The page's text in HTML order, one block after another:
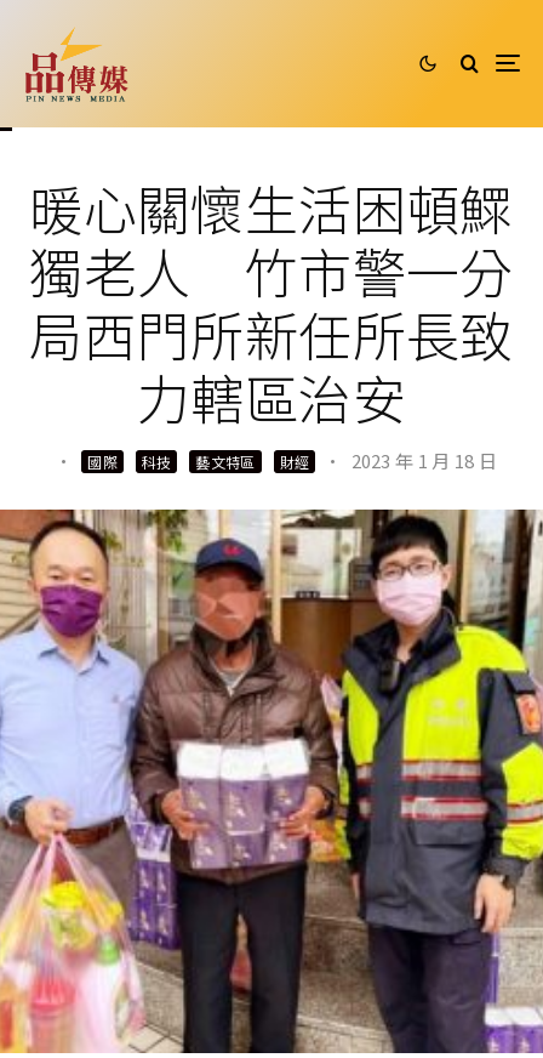
暖心關懷生活困頓鰥
獨老人 竹市警一分
局西門所新任所長致
力轄區治安
· 國際 科技 藝文特區 財經 · 2023 年 1 月 18 日